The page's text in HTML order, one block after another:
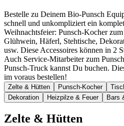
Bestelle zu Deinem Bio-Punsch
schnell und unkompliziert ein
Weihnachtsfeier: Punsch-Kocher
Glühwein, Häferl, Stehtische,
usw. Diese Accessoires können in 2
Auch Service-Mitarbeiter zum
Punsch-Truck kannst Du buchen.
im voraus bestellen!
Zelte & Hütten Punsch-Kocher
Dekoration
Heizpilze & Feuer Bars
Zelte & Hütten